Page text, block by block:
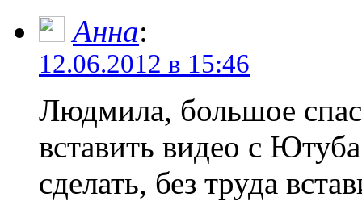
Анна:
12.06.2012 в 15:46
Людмила, большое
вставить видео с
сделать, без труда